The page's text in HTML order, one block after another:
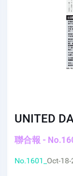
UNITED
聯合報 -
No.1601_ Oct-